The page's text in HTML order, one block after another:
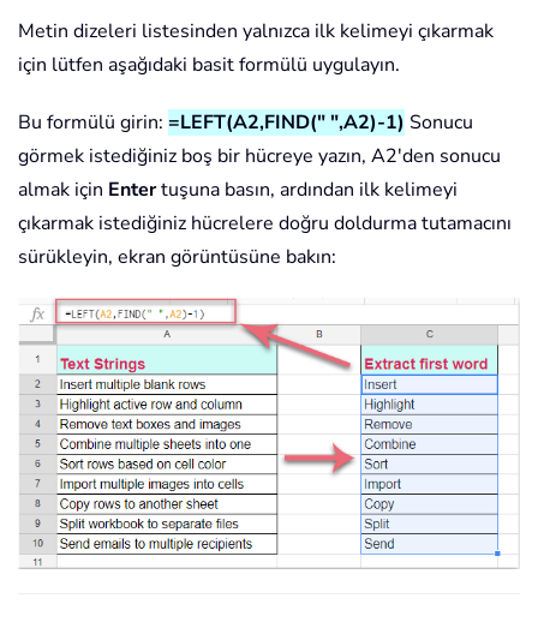
Metin dizeleri listesinden yalnızca ilk kelimeyi çıkarmak
için lütfen aşağıdaki basit formülü uygulayın.
Bu formülü girin: =LEFT(A2,FIND(" ",A2)-1) Sonucu
görmek istediğiniz boş bir hücreye yazın, A2'den sonucu
almak için Entertuşuna basın, ardından ilk kelimeyi
çıkarmak istediğiniz hücrelere doğru doldurma tutamacını
sürükleyin, ekran görüntüsüne bakın: